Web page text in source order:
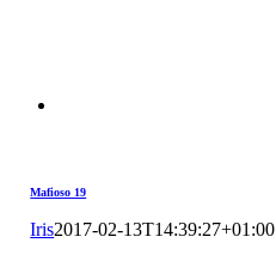
Mafioso 19
Iris2017-02-13T14:39:27+01:00